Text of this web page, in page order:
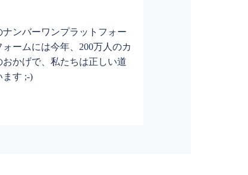
ンバーワンプラットフォー
ームには今年、200万人のカ
かげで、私たちは正しい道
ます ;-)